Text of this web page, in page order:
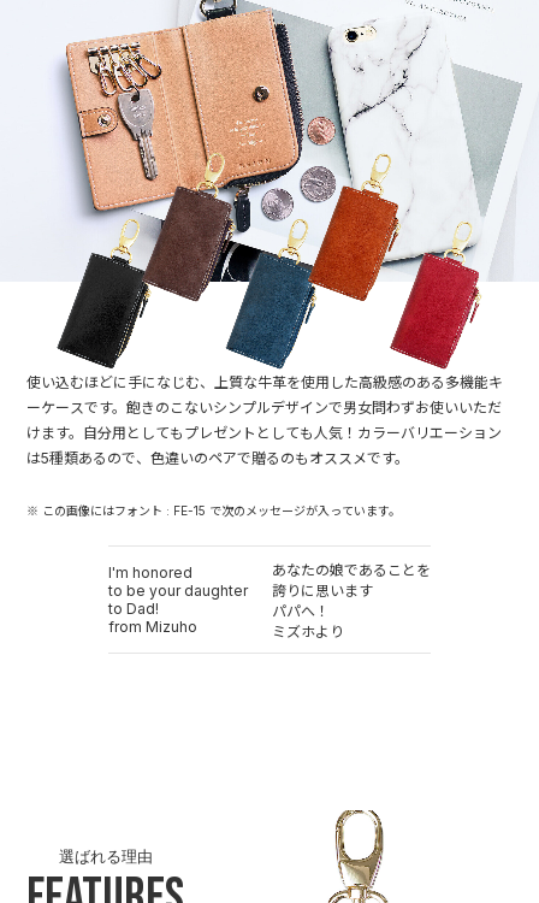
使い込むほどに手になじむ、上質な牛革を使用した高級感のある多機能キ
ーケースです。飽きのこないシンプルデザインで男女問わずお使いいただ
けます。自分用としてもプレゼントとしても人気！カラーバリエーション
は5種類あるので、色違いのペアで贈るのもオススメです。
※ この画像にはフォント : FE-15 で次のメッセージが入っています。
I'm honored
to be your daughter
to Dad!
from Mizuho
あなたの娘であることを
誇りに思います
パパへ！
ミズホより
選ばれる理由